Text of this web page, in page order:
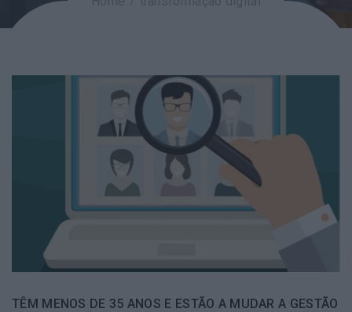
TÊM MENOS DE 35 ANOS E ESTÃO A MUDAR A GESTÃO